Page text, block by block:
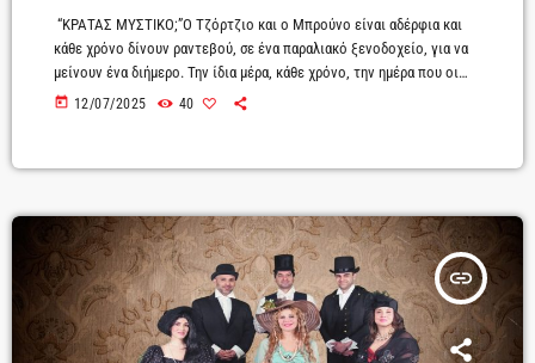
“ΚΡΑΤΑΣ ΜΥΣΤΙΚΟ;”Ο Τζόρτζιο και ο Μπρούνο είναι αδέρφια και
κάθε χρόνο δίνουν ραντεβού, σε ένα παραλιακό ξενοδοχείο, για να
μείνουν ένα διήμερο. Την ίδια μέρα, κάθε χρόνο, την ημέρα που οι
γονείς τους σκοτώθηκαν σε τροχαίο λίγα χιλιόμετρα μακριά από το
αποφασίζει να πληρώσει μια γυναίκα, τη Μήτση, και να […]
today 12/07/2025 40
insert_link